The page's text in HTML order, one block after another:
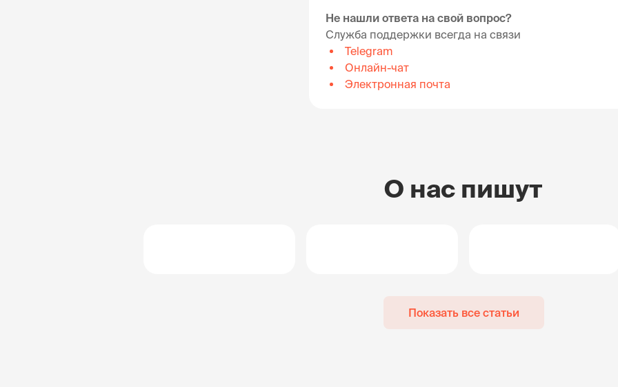
Не нашли ответа на свой вопрос?
Служба поддержки всегда на связи
Telegram
Онлайн-чат
Электронная почта
О нас пишут
Показать все статьи